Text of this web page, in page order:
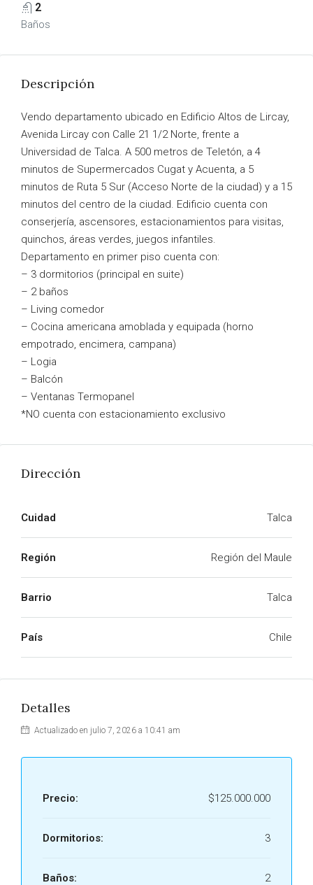
2
Baños
Descripción
Vendo departamento ubicado en Edificio Altos de Lircay,
Avenida Lircay con Calle 21 1/2 Norte, frente a
Universidad de Talca. A 500 metros de Teletón, a 4
minutos de Supermercados Cugat y Acuenta, a 5
minutos de Ruta 5 Sur (Acceso Norte de la ciudad) y a 15
minutos del centro de la ciudad. Edificio cuenta con
conserjería, ascensores, estacionamientos para visitas,
quinchos, áreas verdes, juegos infantiles.
Departamento en primer piso cuenta con:
– 3 dormitorios (principal en suite)
– 2 baños
– Living comedor
– Cocina americana amoblada y equipada (horno
empotrado, encimera, campana)
– Logia
– Balcón
– Ventanas Termopanel
*NO cuenta con estacionamiento exclusivo
Dirección
Cuidad Talca
Región Región del Maule
Barrio Talca
País Chile
Detalles
Actualizado en julio 7, 2026 a 10:41 am
Precio: $125.000.000
Dormitorios: 3
Baños: 2